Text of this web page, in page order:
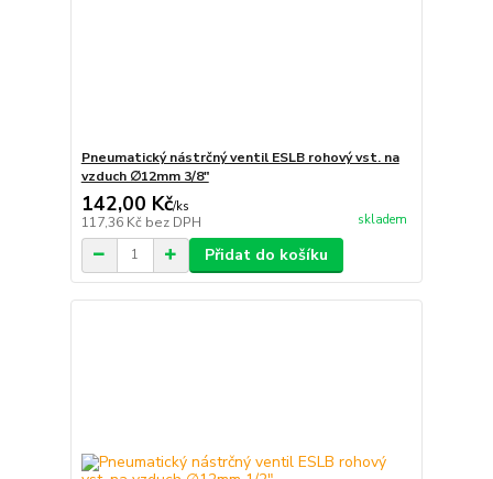
Pneumatický nástrčný ventil ESLB rohový vst. na
vzduch ∅12mm 3/8"
142,00 Kč/ks
117,36 Kč bez DPH skladem
Přidat do košíku